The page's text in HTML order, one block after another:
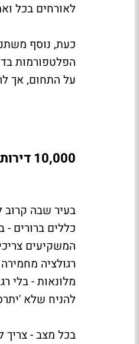
לאורחים בכל
כעת, נוסף
הפלטפורמות
על התחום, אך
10,000דירות
כללים ברורים
המשקיעים
רגולציה
מלונאות - בלי
להניח שלא
בכל מצב - צריך